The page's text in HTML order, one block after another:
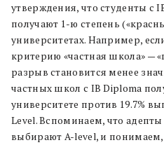
утверждения, что студенты с
получают 1-ю степень
университетах. Например,
критерию «частная школа» —
разрыв становится менее
частных школ с IB Diploma
университете против 19.7%
Level. Вспоминаем, что
выбирают A-level, и